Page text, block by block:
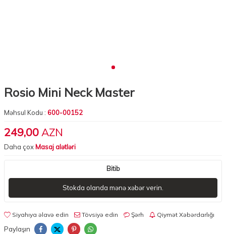
Rosio Mini Neck Master
Məhsul Kodu : 600-00152
249,00 AZN
Daha çox Masaj alətləri
Bitib
Stokda olanda mənə xəbər verin.
Siyahıya əlavə edin Tövsiyə edin Şərh Qiymət Xəbərdarlığı
Paylaşın